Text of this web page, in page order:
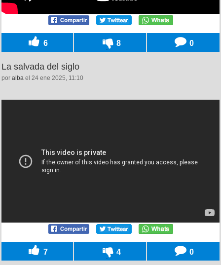
6 8 0
La salvada del siglo
por alba el 24 ene 2025, 11:10
7 4 0